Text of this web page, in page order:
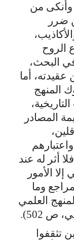
وأنكى من
ضرر
الروح
في البحث،
عقيدته، أما
المنهج
المصادر
أثر له عند
الأمور
وما
العلمي
ص 502).
تثقفوا